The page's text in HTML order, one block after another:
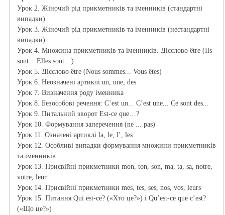
Урок 2. Жіночий рід прикметників та іменників (стандартні
випадки)
Урок 3. Жіночий рід прикметників та іменників (нестандартні
випадки)
Урок 4. Множина прикметників та іменників. Дієслово être (Ils
sont... Elles sont…)
Урок 5. Дієслово être (Nous sommes... Vous êtes)
Урок 6. Неозначені артиклі un, une, des
Урок 7. Визначення роду іменника
Урок 8. Безособові речення: C’est un... C’est une... Ce sont des...
Урок 9. Питальний зворот Est-ce que…?
Урок 10. Формування заперечення (ne ... pas)
Урок 11. Означені артиклі la, le, l’, les
Урок 12. Особливі випадки формування множини прикметників
та іменників
Урок 13. Присвійні прикметники mon, ton, son, ma, ta, sa, notre,
votre, leur
Урок 14. Присвійні прикметники mes, tes, ses, nos, vos, leurs
Урок 15. Питання Qui est-ce? («Хто це?») і Qu’est-ce que c’est?
(«Що це?»)